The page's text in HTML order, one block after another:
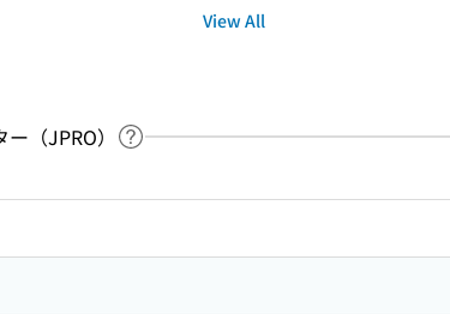
View All
（JPRO）
Link to Help Page
of the table of contents